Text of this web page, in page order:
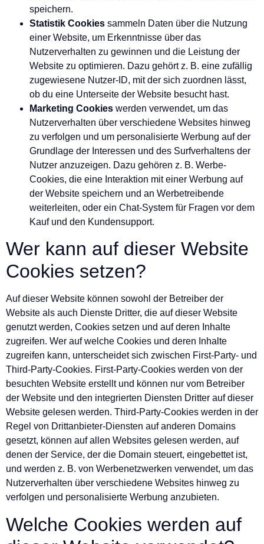
speichern.
Statistik Cookies sammeln Daten über die Nutzung
einer Website, um Erkenntnisse über das
Nutzerverhalten zu gewinnen und die Leistung der
Website zu optimieren. Dazu gehört z. B. eine zufällig
zugewiesene Nutzer-ID, mit der sich zuordnen lässt,
ob du eine Unterseite der Website besucht hast.
Marketing Cookies werden verwendet, um das
Nutzerverhalten über verschiedene Websites hinweg
zu verfolgen und um personalisierte Werbung auf der
Grundlage der Interessen und des Surfverhaltens der
Nutzer anzuzeigen. Dazu gehören z. B. Werbe-
Cookies, die eine Interaktion mit einer Werbung auf
der Website speichern und an Werbetreibende
weiterleiten, oder ein Chat-System für Fragen vor dem
Kauf und den Kundensupport.
Wer kann auf dieser Website
Cookies setzen?
Auf dieser Website können sowohl der Betreiber der
Website als auch Dienste Dritter, die auf dieser Website
genutzt werden, Cookies setzen und auf deren Inhalte
zugreifen. Wer auf welche Cookies und deren Inhalte
zugreifen kann, unterscheidet sich zwischen First-Party- und
Third-Party-Cookies. First-Party-Cookies werden von der
besuchten Website erstellt und können nur vom Betreiber
der Website und den integrierten Diensten Dritter auf dieser
Website gelesen werden. Third-Party-Cookies werden in der
Regel von Drittanbieter-Diensten auf anderen Domains
gesetzt, können auf allen Websites gelesen werden, auf
denen der Service, der die Domain steuert, eingebettet ist,
und werden z. B. von Werbenetzwerken verwendet, um das
Nutzerverhalten über verschiedene Websites hinweg zu
verfolgen und personalisierte Werbung anzubieten.
Welche Cookies werden auf